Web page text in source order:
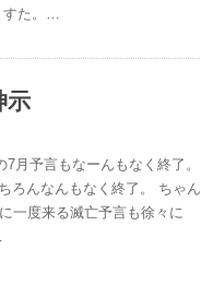
すた。…
示
月予言もなーんもなく終了。
ろんなんもなく終了。 ちゃん
一度来る滅亡予言も徐々に